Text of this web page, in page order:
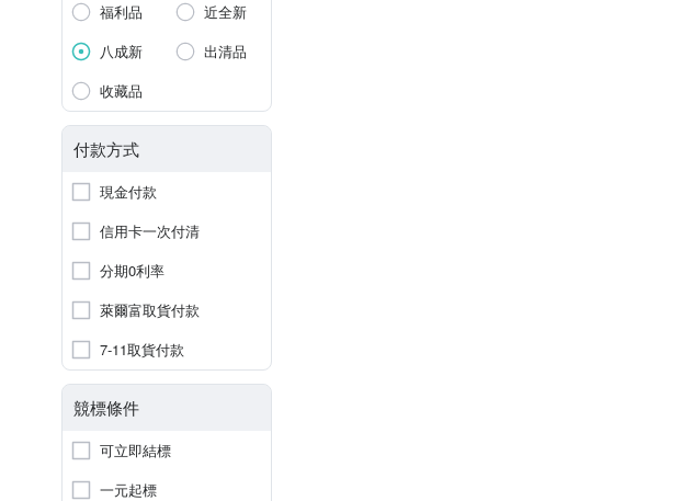
福利品
近全新
八成新
出清品
收藏品
付款方式
現金付款
信用卡一次付清
分期0利率
萊爾富取貨付款
7-11取貨付款
競標條件
可立即結標
一元起標